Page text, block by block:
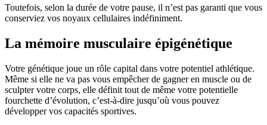
Toutefois, selon la durée de votre pause, il n’est pas garanti que vous
conserviez vos noyaux cellulaires indéfiniment.
La mémoire musculaire épigénétique
Votre génétique joue un rôle capital dans votre potentiel athlétique.
Même si elle ne va pas vous empêcher de gagner en muscle ou de
sculpter votre corps, elle définit tout de même votre potentielle
fourchette d’évolution, c’est-à-dire jusqu’où vous pouvez
développer vos capacités sportives.